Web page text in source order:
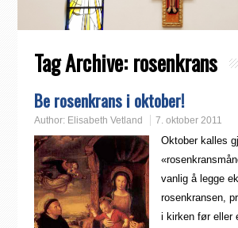
Tag Archive: rosenkrans
Be rosenkrans i oktober!
Author: Elisabeth Vetland 7. oktober 2011
Oktober kalles
vanlig å legge
rosenkransen,
i kirken før eller